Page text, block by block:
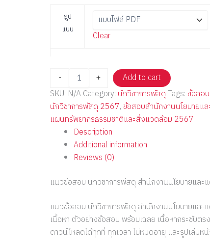
รูป
แบบ
Clear
- +
Add to cart
SKU: N/ACategory: นักวิชาการพัสดุTags:ข้อสอบ
นักวิชาการพัสดุ 2567,ข้อสอบสำนักงานนโยบายแล
แผนทรัพยากรธรรมชาติและสิ่งแวดล้อม 2567
Description
Additional information
Reviews (0)
แนวข้อสอบ นักวิชาการพัสดุ สำนักงานนโยบายแล
แนวข้อสอบ นักวิชาการพัสดุ สำนักงานนโยบายแล
เนื้อหา ตัวอย่างข้อสอบ พร้อมเฉลย เนื้อหากระชับตร
ดาวน์โหลดได้ทุกที่ ทุกเวลา ไม่หมดอายุ และรูปเล่